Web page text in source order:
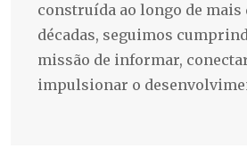
construída ao longo de mais
décadas, seguimos
missão de informar,
impulsionar o